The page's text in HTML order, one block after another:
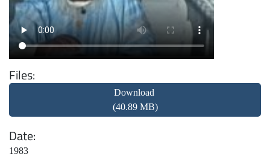
Files
Download
(40.89 MB)
Date
1983